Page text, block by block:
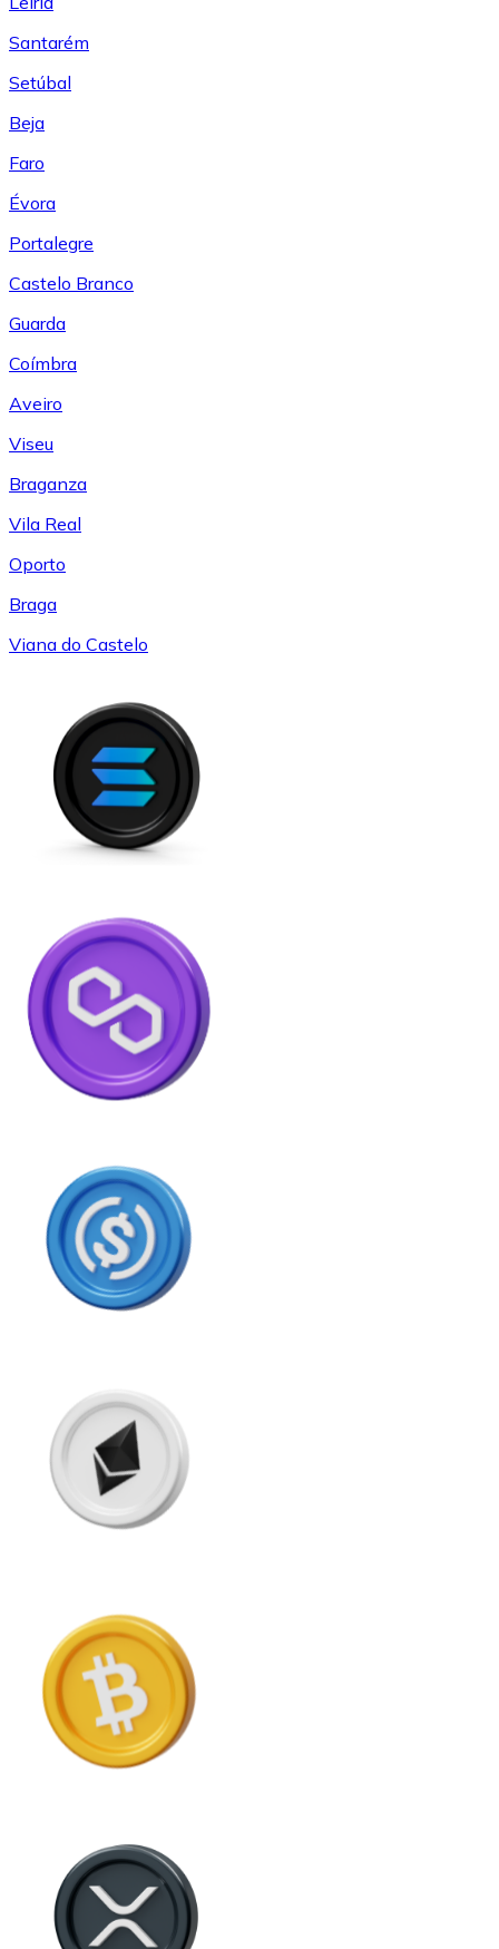
Santarém
Setúbal
Beja
Faro
Évora
Portalegre
Castelo Branco
Guarda
Coímbra
Aveiro
Viseu
Braganza
Vila Real
Oporto
Braga
Viana do Castelo